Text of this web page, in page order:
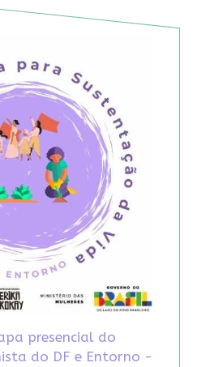
presencial do
do DF e Entorno -